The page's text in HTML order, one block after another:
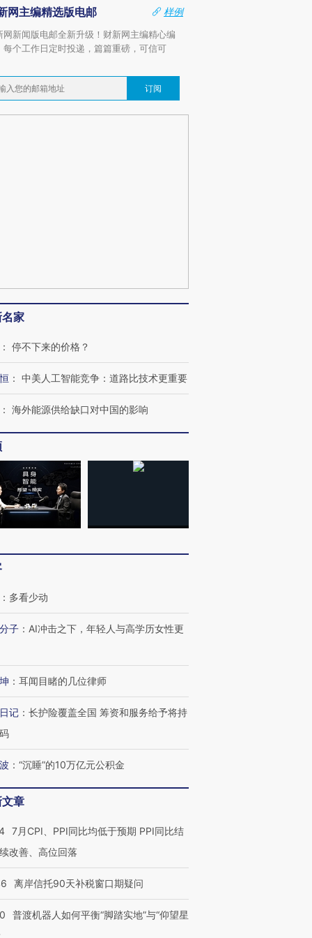
是“人道危
裂西班牙
128毫米 紧急转移近
4000人
雨 3小时累计雨量超80毫
“链”接产
【特别呈现】寻找100种
有意思的生活方式·第三对
住三大增长引擎是什么？
网主编精选版电邮
样例
网新闻版电邮全新升级！财新网主编精心编
每个工作日定时投递，篇篇重磅，可信可
订阅
家
： 停不下来的价格？
： 中美人工智能竞争：道路比技术更重要
： 海外能源供给缺口对中国的影响
： 多看少动
子 ： AI冲击之下，年轻人与高学历女性更
： 耳闻目睹的几位律师
记 ： 长护险覆盖全国 筹资和服务给予将持
： “沉睡”的10万亿元公积金
章
7月CPI、PPI同比均低于预期 PPI同比结
改善、高位回落
离岸信托90天补税窗口期疑问
普渡机器人如何平衡“脚踏实地”与“仰望星